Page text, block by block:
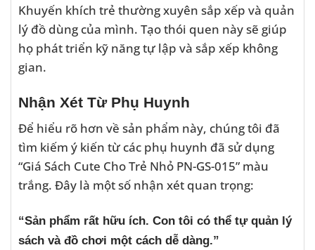
Khuyến khích trẻ thường xuyên sắp xếp và quản
lý đồ dùng của mình. Tạo thói quen này sẽ giúp
họ phát triển kỹ năng tự lập và sắp xếp không
gian.
Nhận Xét Từ Phụ Huynh
Để hiểu rõ hơn về sản phẩm này, chúng tôi đã
tìm kiếm ý kiến từ các phụ huynh đã sử dụng
“Giá Sách Cute Cho Trẻ Nhỏ PN-GS-015” màu
trắng. Đây là một số nhận xét quan trọng:
“Sản phẩm rất hữu ích. Con tôi có thể tự quản lý
sách và đồ chơi một cách dễ dàng.”